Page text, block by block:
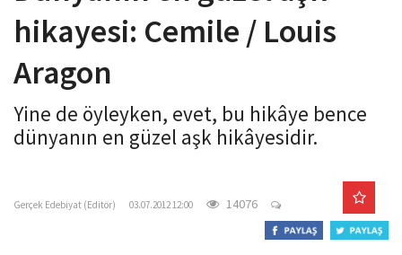
t
o
n
hikayesi: Cemile / Louis
Aragon
Yine de öyleyken, evet, bu hikâye bence
dünyanın en güzel aşk hikâyesidir.
Gerçek Edebiyat (Editör) 03.07.2012 12:00 14076